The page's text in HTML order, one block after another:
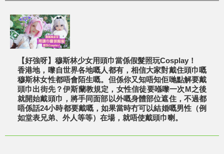
【好強呀】穆斯林少女用頭巾當係假髮照玩Cosplay！
香港地，嚟自世界各地嘅人都有，相信大家對戴住頭巾嘅
穆斯林女性都唔會陌生嘅。但係你又知唔知佢哋點解要戴
頭巾出街先？伊斯蘭教規定，女性信徒要喺嚟一次M之後
就開始戴頭巾，將手同面部以外嘅身體部位遮住，不過都
唔係話24小時都要戴嘅，如果當時冇可以結婚嘅男性（例
如堂表兄弟、外人等等）在場，就唔使戴頭巾喇。